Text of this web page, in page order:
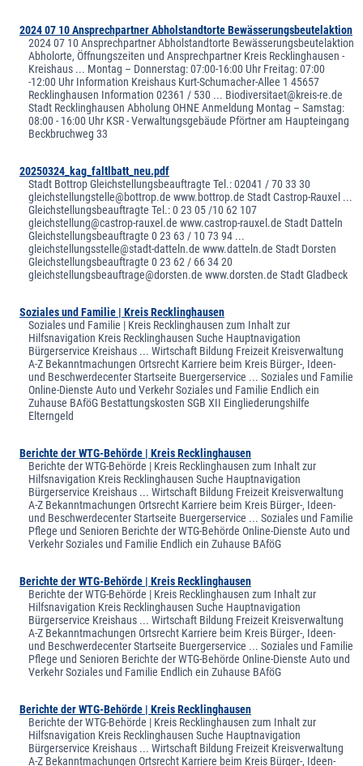
2024 07 10 Ansprechpartner Abholstandtorte Bewässerungsbeutelaktion
2024 07 10 Ansprechpartner Abholstandtorte Bewässerungsbeutelaktion
Abholorte, Öffnungszeiten und Ansprechpartner Kreis Recklinghausen -
Kreishaus ... Montag – Donnerstag: 07:00-16:00 Uhr Freitag: 07:00
-12:00 Uhr Information Kreishaus Kurt-Schumacher-Allee 1 45657
Recklinghausen Information 02361 / 530 ... Biodiversitaet@kreis-re.de
Stadt Recklinghausen Abholung OHNE Anmeldung Montag – Samstag:
08:00 - 16:00 Uhr KSR - Verwaltungsgebäude Pförtner am Haupteingang
Beckbruchweg 33
20250324_kag_faltlbatt_neu.pdf
Stadt Bottrop Gleichstellungsbeauftragte Tel.: 02041 / 70 33 30
gleichstellungstelle@bottrop.de www.bottrop.de Stadt Castrop-Rauxel ...
Gleichstellungsbeauftragte Tel.: 0 23 05 /10 62 107
gleichstellung@castrop-rauxel.de www.castrop-rauxel.de Stadt Datteln
Gleichstellungsbeauftragte 0 23 63 / 10 73 94 ...
gleichstellungsstelle@stadt-datteln.de www.datteln.de Stadt Dorsten
Gleichstellungsbeauftragte 0 23 62 / 66 34 20
gleichstellungsbeauftrage@dorsten.de www.dorsten.de Stadt Gladbeck
Soziales und Familie | Kreis Recklinghausen
Soziales und Familie | Kreis Recklinghausen zum Inhalt zur
Hilfsnavigation Kreis Recklinghausen Suche Hauptnavigation
Bürgerservice Kreishaus ... Wirtschaft Bildung Freizeit Kreisverwaltung
A-Z Bekanntmachungen Ortsrecht Karriere beim Kreis Bürger-, Ideen-
und Beschwerdecenter Startseite Buergerservice ... Soziales und Familie
Online-Dienste Auto und Verkehr Soziales und Familie Endlich ein
Zuhause BAföG Bestattungskosten SGB XII Eingliederungshilfe
Elterngeld
Berichte der WTG-Behörde | Kreis Recklinghausen
Berichte der WTG-Behörde | Kreis Recklinghausen zum Inhalt zur
Hilfsnavigation Kreis Recklinghausen Suche Hauptnavigation
Bürgerservice Kreishaus ... Wirtschaft Bildung Freizeit Kreisverwaltung
A-Z Bekanntmachungen Ortsrecht Karriere beim Kreis Bürger-, Ideen-
und Beschwerdecenter Startseite Buergerservice ... Soziales und Familie
Pflege und Senioren Berichte der WTG-Behörde Online-Dienste Auto und
Verkehr Soziales und Familie Endlich ein Zuhause BAföG
Berichte der WTG-Behörde | Kreis Recklinghausen
Berichte der WTG-Behörde | Kreis Recklinghausen zum Inhalt zur
Hilfsnavigation Kreis Recklinghausen Suche Hauptnavigation
Bürgerservice Kreishaus ... Wirtschaft Bildung Freizeit Kreisverwaltung
A-Z Bekanntmachungen Ortsrecht Karriere beim Kreis Bürger-, Ideen-
und Beschwerdecenter Startseite Buergerservice ... Soziales und Familie
Pflege und Senioren Berichte der WTG-Behörde Online-Dienste Auto und
Verkehr Soziales und Familie Endlich ein Zuhause BAföG
Berichte der WTG-Behörde | Kreis Recklinghausen
Berichte der WTG-Behörde | Kreis Recklinghausen zum Inhalt zur
Hilfsnavigation Kreis Recklinghausen Suche Hauptnavigation
Bürgerservice Kreishaus ... Wirtschaft Bildung Freizeit Kreisverwaltung
A-Z Bekanntmachungen Ortsrecht Karriere beim Kreis Bürger-, Ideen-